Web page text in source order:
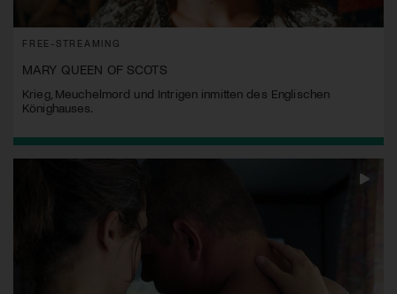
FREE-STREAMING
MARY QUEEN OF SCOTS
Krieg, Meuchelmord und Intrigen inmitten des Englischen
Könighauses.